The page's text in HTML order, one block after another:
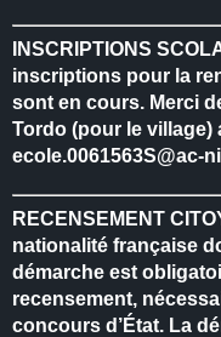
INSCRIPTIONS
inscriptions pour la
sont en cours. Merci
Tordo (pour le village)
ecole.0061563S@ac-
RECENSEMENT
nationalité française
démarche est
recensement,
concours d’État. La